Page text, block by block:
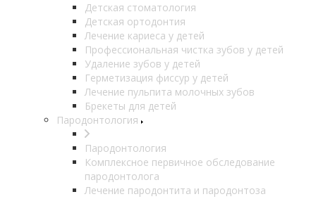
Детская стоматология
Детская ортодонтия
Лечение кариеса у детей
Профессиональная чистка зубов у детей
Удаление зубов у детей
Герметизация фиссур у детей
Лечение пульпита молочных зубов
Брекеты для детей
Пародонтология
Пародонтология
Комплексное первичное обследование
пародонтолога
Лечение пародонтита и пародонтоза